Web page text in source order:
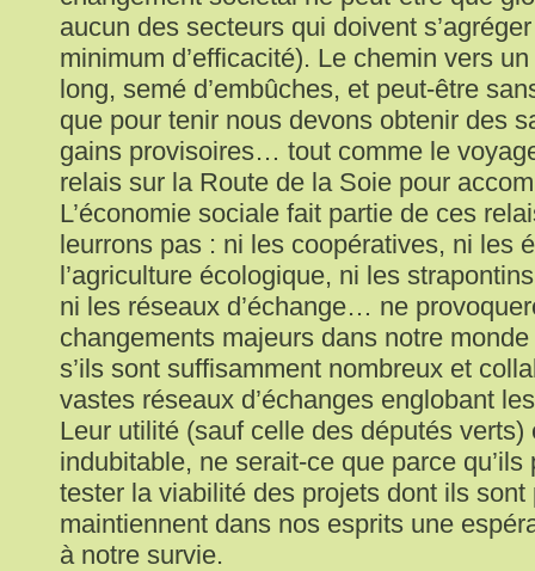
aucun des secteurs qui doivent
minimum d’efficacité). Le chemin vers
long, semé d’embûches, et peut-être
que pour tenir nous devons obtenir des
gains provisoires… tout comme le
relais sur la Route de la Soie pour
L’économie sociale fait partie de ces
leurrons pas : ni les coopératives, ni les
l’agriculture écologique, ni les
ni les réseaux d’échange… ne
changements majeurs dans notre
s’ils sont suffisamment nombreux et
vastes réseaux d’échanges englobant
Leur utilité (sauf celle des députés verts)
indubitable, ne serait-ce que parce qu’ils
tester la viabilité des projets dont ils sont
maintiennent dans nos esprits une
à notre survie.